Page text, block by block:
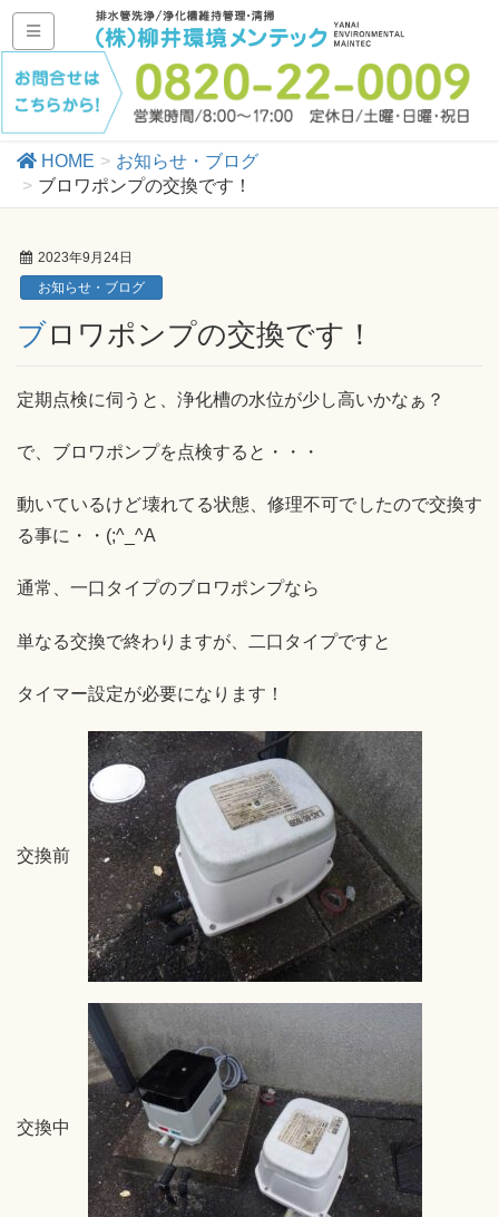
HOME
お知らせ・ブログ
ブロワポンプの交換です！
2023年9月24日
お知らせ・ブログ
ブロワポンプの交換です！
定期点検に伺うと、浄化槽の水位が少し高いかなぁ？
で、ブロワポンプを点検すると・・・
動いているけど壊れてる状態、修理不可でしたので交換す
る事に・・(;^_^A
通常、一口タイプのブロワポンプなら
単なる交換で終わりますが、二口タイプですと
タイマー設定が必要になります！
交換前
交換中